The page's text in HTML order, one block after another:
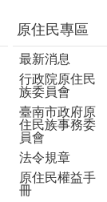
原住民專區
最新消息
行政院原住民
族委員會
臺南市政府原
住民族事務委
員會
法令規章
原住民權益手
冊